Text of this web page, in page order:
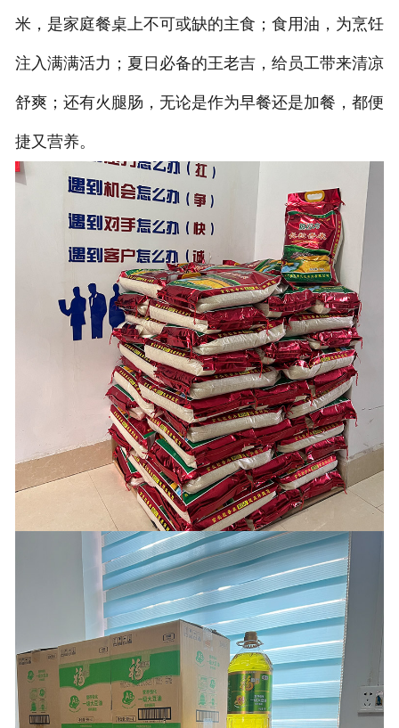
米，是家庭餐桌上不可或缺的主食；食用油，为烹饪
注入满满活力；夏日必备的王老吉，给员工带来清凉
舒爽；还有火腿肠，无论是作为早餐还是加餐，都便
捷又营养。